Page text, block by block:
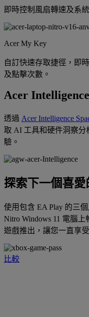
即時控制風扇轉速及系
Acer My Key
自訂快速存取捷徑，即
及點擊次數。
Acer
透過 Acer Intelligence
取 AI 工具和硬件洞察分
驗。
探索下一個喜愛
使用包含 EA Play 的三個
Nitro Windows 11 電腦
遊戲推出，讓您一直享
比較